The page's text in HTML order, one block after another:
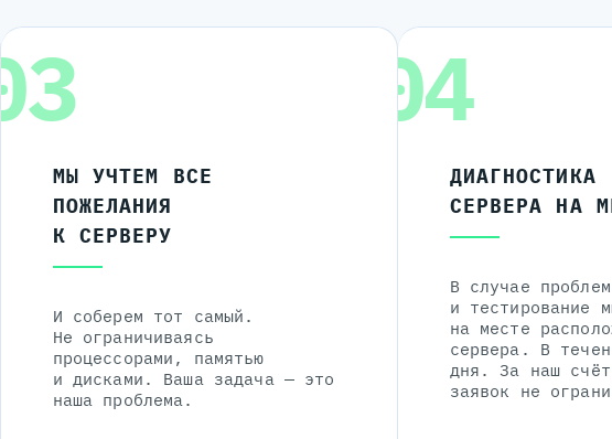
03
МЫ УЧТЕМ ВСЕ
ПОЖЕЛАНИЯ
К СЕРВЕРУ
И соберем тот самый.
Не ограничиваясь
процессорами, памятью
и дисками. Ваша задача — это
наша проблема.
04
ДИАГНОСТИКА
СЕРВЕРА НА
В случае
и тестирование
на месте
сервера. В
дня. За наш
заявок не